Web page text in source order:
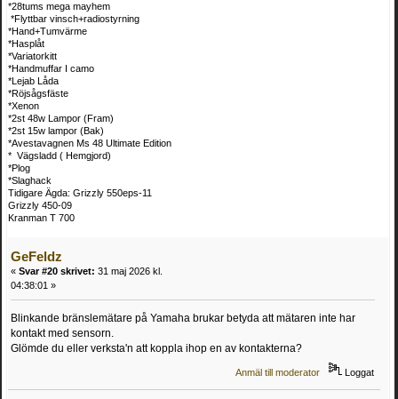
*28tums mega mayhem
*Flyttbar vinsch+radiostyrning
*Hand+Tumvärme
*Hasplåt
*Variatorkitt
*Handmuffar I camo
*Lejab Låda
*Röjsågsfäste
*Xenon
*2st 48w Lampor (Fram)
*2st 15w lampor (Bak)
*Avestavagnen Ms 48 Ultimate Edition
* Vägsladd ( Hemgjord)
*Plog
*Slaghack
Tidigare Ägda: Grizzly 550eps-11
Grizzly 450-09
Kranman T 700
GeFeldz
« Svar #20 skrivet: 31 maj 2026 kl.
04:38:01 »
Blinkande bränslemätare på Yamaha brukar betyda att mätaren inte har
kontakt med sensorn.
Glömde du eller verksta'n att koppla ihop en av kontakterna?
Anmäl till moderator Loggat